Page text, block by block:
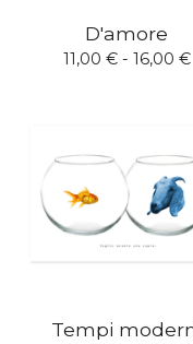
D'amore
11,00 €- 16,00 €
Tempi